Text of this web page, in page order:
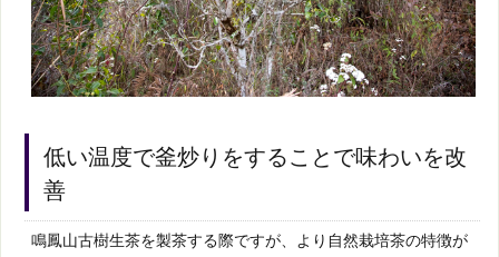
低い温度で釜炒りをすることで味わいを改
善
鳴鳳山古樹生茶を製茶する際ですが、より自然栽培茶の特徴が